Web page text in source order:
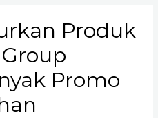
Produk
Promo